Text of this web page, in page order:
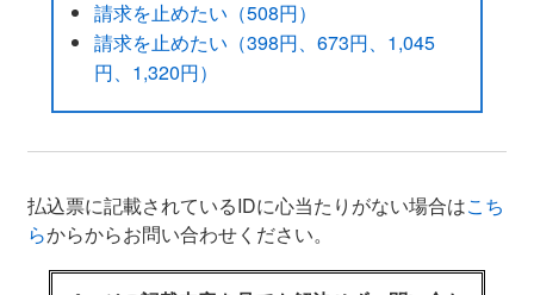
請求を止めたい（508円）
請求を止めたい（398円、673円、1,045
円、1,320円）
払込票に記載されているIDに心当たりがない場合はこち
らからからお問い合わせください。